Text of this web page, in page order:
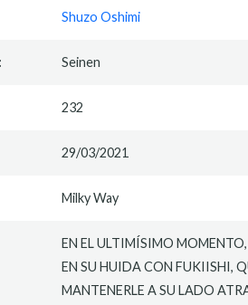
Shuzo Oshimi
Seinen
232
29/03/2021
Milky Way
EN EL ULTIMÍSIMO
EN SU HUIDA CON FUKIISHI,
MANTENERLE A SU LADO